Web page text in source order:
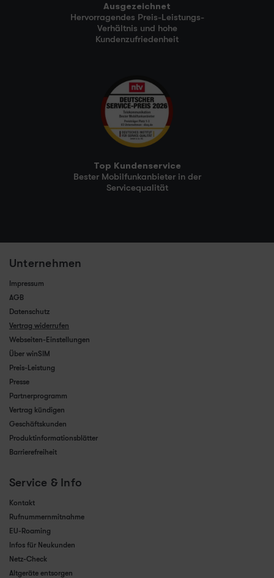
Ausgezeichnet
Hervorragendes Preis-Leistungs-
Verhältnis und hohe
Kundenzufriedenheit
Top Kundenservice
Bester Mobilfunkanbieter in der
Servicequalität
Unternehmen
Impressum
AGB
Datenschutz
Vertrag widerrufen
Webseiten-Einstellungen
Über winSIM
Preis-Leistung
Presse
Partnerprogramm
Vertrag kündigen
Geschäftskunden
Produktinformationsblätter
Barrierefreiheit
Service & Info
Kontakt
Rufnummernmitnahme
EU-Roaming
Infos für Neukunden
Netz-Check
Altgeräte entsorgen